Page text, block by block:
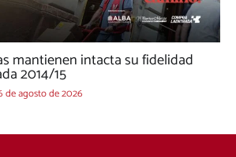
mantienen intacta su fidelidad
2014/15
de agosto de 2026